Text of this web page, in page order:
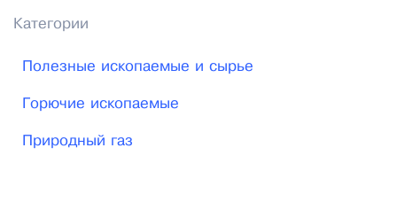
Категории
Полезные ископаемые и сырье
Горючие ископаемые
Природный газ